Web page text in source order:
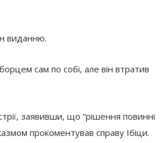
виданню.
сам по собі, але він втратив
заявивши, що “рішення повинні
прокоментував справу Ібіци.